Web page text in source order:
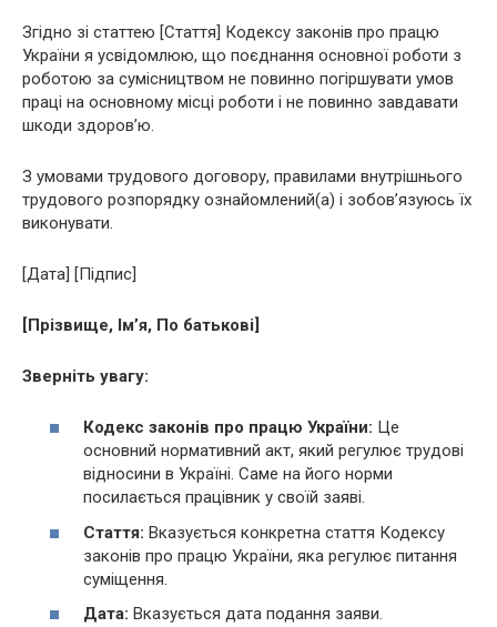
Згідно зі статтею [Стаття] Кодексу законів про працю
України я усвідомлюю, що поєднання основної роботи з
роботою за сумісництвом не повинно погіршувати умов
праці на основному місці роботи і не повинно завдавати
шкоди здоров’ю.
З умовами трудового договору, правилами внутрішнього
трудового розпорядку ознайомлений(а) і зобов’язуюсь їх
виконувати.
[Дата] [Підпис]
[Прізвище, Ім’я, По батькові]
Зверніть увагу:
Кодекс законів про працю України: Це
основний нормативний акт, який регулює трудові
відносини в Україні. Саме на його норми
посилається працівник у своїй заяві.
Стаття: Вказується конкретна стаття Кодексу
законів про працю України, яка регулює питання
суміщення.
Дата: Вказується дата подання заяви.